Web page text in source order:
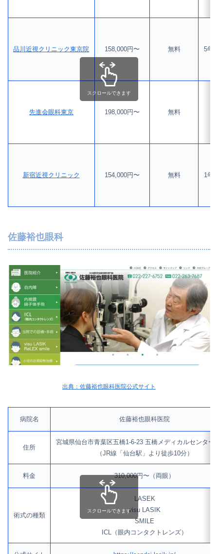
品川近視クリニック東京院 158,000円〜 無料 5年
先進会眼科東京 198,000円〜 無料
新宿近視クリニック 154,000円〜 無料 1年
スクロールできます
佐藤裕也眼科
出典：佐藤裕也眼科医院公式サイト
病院名 佐藤裕也眼科医院
住所
宮城県仙台市青葉区五橋1-6-23 五橋メディカルセンター
（JR線「仙台駅」より徒歩10分）
料金 310,000円〜（両眼）
術式の種類
LASEK
visu LASIK
SMILE
ICL（眼内コンタクトレンズ）
スクロールできます